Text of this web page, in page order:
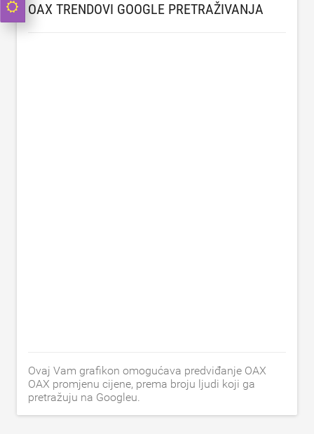
OAX TRENDOVI GOOGLE PRETRAŽIVANJA
Ovaj Vam grafikon omogućava predviđanje OAX
OAX promjenu cijene, prema broju ljudi koji ga
pretražuju na Googleu.